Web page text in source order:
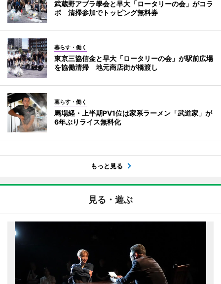
武蔵野アブラ學会と早大「ロータリーの会」がコラ
ボ 清掃参加でトッピング無料券
暮らす・働く
東京三協信金と早大「ロータリーの会」が駅前広場
を協働清掃 地元商店街が橋渡し
暮らす・働く
馬場経・上半期PV1位は家系ラーメン「武道家」が
6年ぶりライス無料化
もっと見る
見る・遊ぶ